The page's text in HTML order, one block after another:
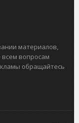
материалов,
всем вопросам
обращайтесь